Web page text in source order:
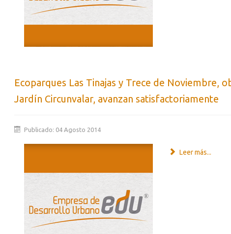
Ecoparques Las Tinajas y Trece de Noviembre,
Jardín Circunvalar, avanzan satisfactoriamente
Publicado: 04 Agosto 2014
Leer más...